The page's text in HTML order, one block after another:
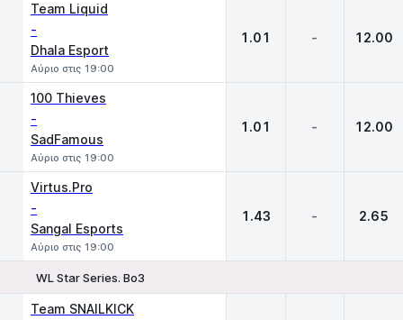
Team Liquid
-
Dhala Esport
Αύριο στις 19:00
1.01 - 12.00
100 Thieves
-
SadFamous
Αύριο στις 19:00
1.01 - 12.00
Virtus.Pro
-
Sangal Esports
Αύριο στις 19:00
1.43 - 2.65
WL Star Series. Bo3
Team SNAILKICK